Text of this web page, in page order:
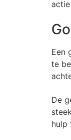
Een
te
De
hulp